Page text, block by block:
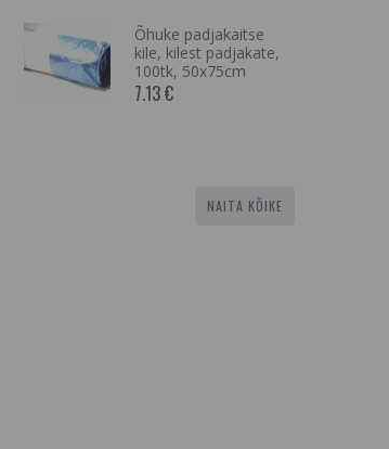
Õhuke padjakaitse
kile, kilest padjakate,
100tk, 50x75cm
7.13 €
NAITA KÕIKE